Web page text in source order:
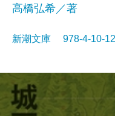
高橋弘希／著
新潮文庫 978-4-10-